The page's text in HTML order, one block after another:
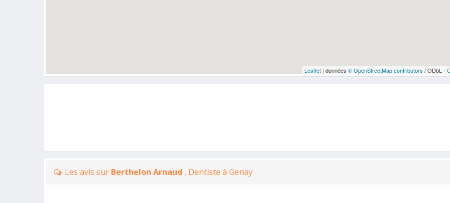
Leaflet| données © OpenStreetMap contributors / ODbL -
Les avis sur Berthelon Arnaud , Dentiste à Genay